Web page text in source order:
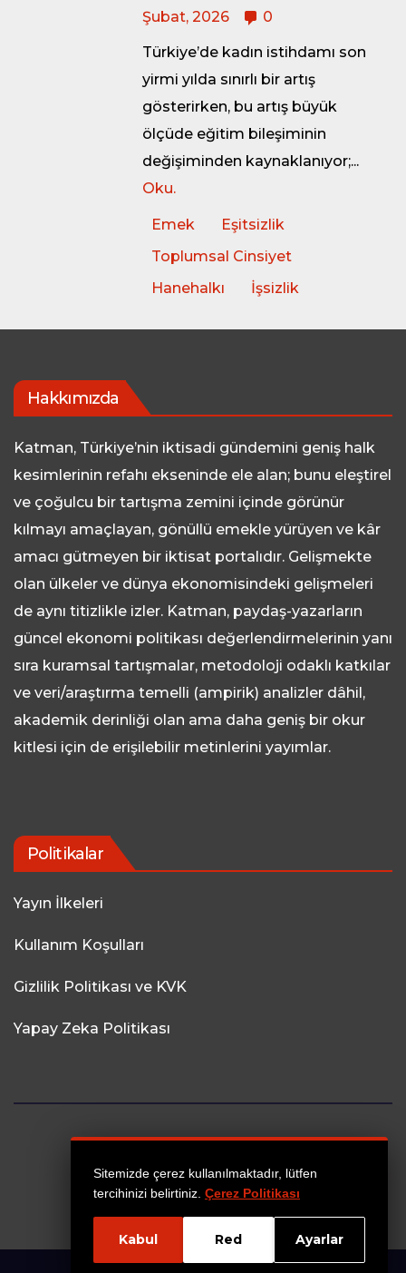
Sitemizde çerez kullanılmaktadır, lütfen
tercihinizi belirtiniz. Çerez Politikası
Kabul Red Ayarlar
Şubat, 2026
0
Türkiye’de kadın istihdamı son
yirmi yılda sınırlı bir artış
gösterirken, bu artış büyük
ölçüde eğitim bileşiminin
değişiminden kaynaklanıyor;...
Oku.
Emek
Eşitsizlik
Toplumsal Cinsiyet
Hanehalkı
İşsizlik
Hakkımızda
Katman, Türkiye’nin iktisadi gündemini geniş halk
kesimlerinin refahı ekseninde ele alan; bunu eleştirel
ve çoğulcu bir tartışma zemini içinde görünür
kılmayı amaçlayan, gönüllü emekle yürüyen ve kâr
amacı gütmeyen bir iktisat portalıdır. Gelişmekte
olan ülkeler ve dünya ekonomisindeki gelişmeleri
de aynı titizlikle izler. Katman, paydaş-yazarların
güncel ekonomi politikası değerlendirmelerinin yanı
sıra kuramsal tartışmalar, metodoloji odaklı katkılar
ve veri/araştırma temelli (ampirik) analizler dâhil,
akademik derinliği olan ama daha geniş bir okur
kitlesi için de erişilebilir metinlerini yayımlar.
Politikalar
Yayın İlkeleri
Kullanım Koşulları
Gizlilik Politikası ve KVK
Yapay Zeka Politikası